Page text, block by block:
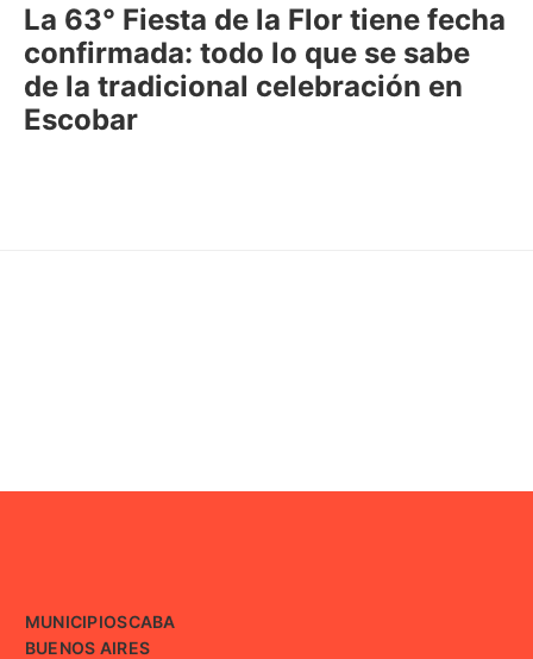
La 63° Fiesta de la Flor tiene fecha
confirmada: todo lo que se sabe
de la tradicional celebración en
Escobar
MUNICIPIOSCABA
BUENOS AIRES